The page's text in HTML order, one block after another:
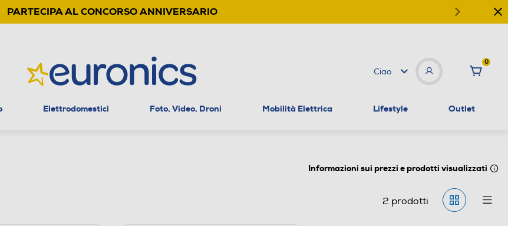
PARTECIPA AL CONCORSO ANNIVERSARIO
Ciao
0
Elettrodomestici Foto, Video, Droni Mobilità Elettrica Lifestyle Outlet
Informazioni sui prezzi e prodotti visualizzati
2 prodotti